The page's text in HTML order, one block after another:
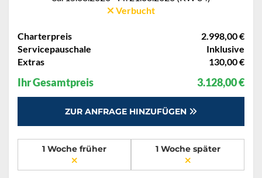
Verbucht
Charterpreis
2.998,00 €
Servicepauschale
Inklusive
Extras
130,00 €
Ihr Gesamtpreis 3.128,00 €
ZUR ANFRAGE HINZUFÜGEN
1 Woche früher 1 Woche später